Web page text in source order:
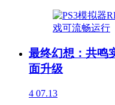
最终幻想：共鸣
面升级
4 07.13